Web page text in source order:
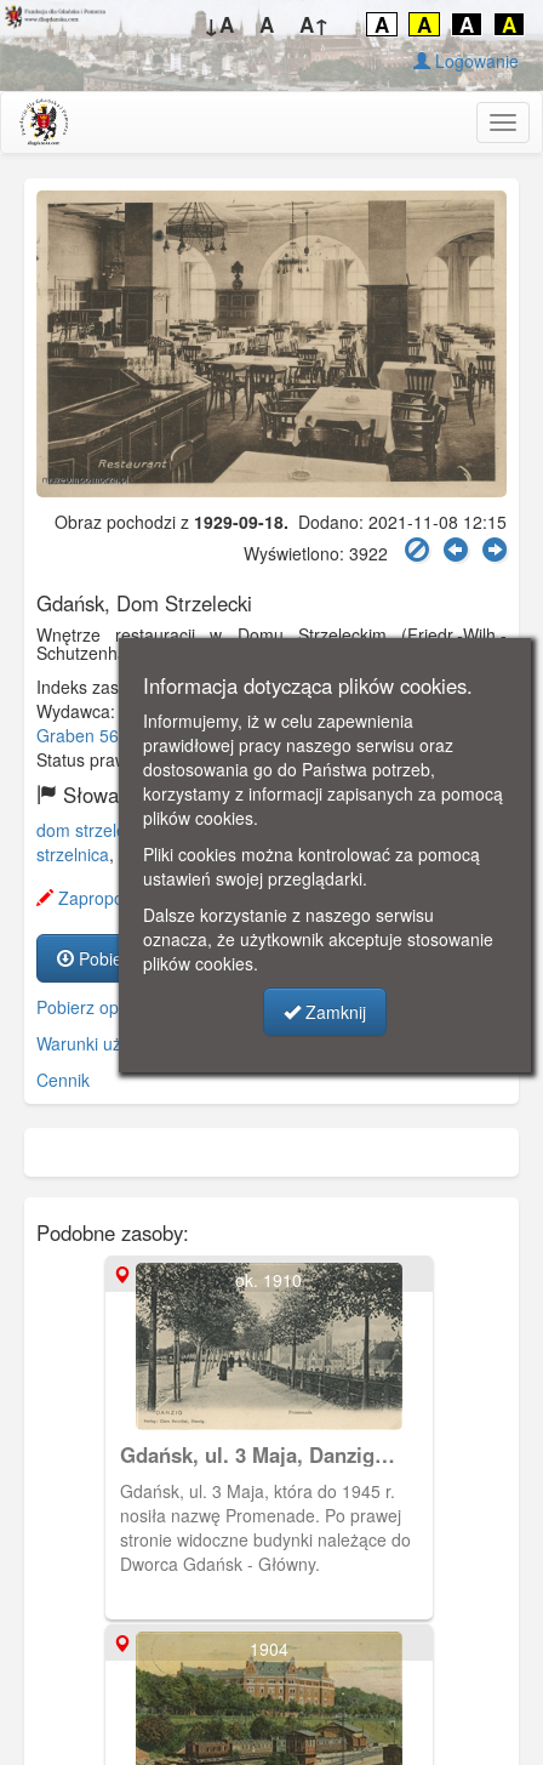
↓A A A↑ A A A A
Logowanie
Obraz pochodzi z 1929-09-18. Dodano: 2021-11-08 12:15
Wyświetlono: 3922
Gdańsk, Dom Strzelecki
Wnętrze restauracji w Domu Strzeleckim (Friedr.-Wilh.-
Schutzenhaus) przy Promenadzie (obecnie ulica 3 Maja).
Indeks zasobu:GSP02787
Wydawca:
Herfart & Schechtmann, Danzig, Vorstadt.
Graben 56
Status prawny:Użycie Niekomercyjne
Słowa kluczowe:
dom strzelecki,restauracja,bractwo
strzelnica,
Zaproponuj zmianę opisu.
Pobierz zasób
Pobierz opis
Warunki używania zasobów.
Cennik
Podobne zasoby:
ok. 1910
Gdańsk, ul. 3 Maja, Danzig
Promenade
Gdańsk, ul. 3 Maja, która do 1945 r.
nosiła nazwę Promenade. Po prawej
stronie widoczne budynki należące do
Dworca Gdańsk - Główny.
1904
Informacja dotycząca plików cookies.
Informujemy, iż w celu zapewnienia
prawidłowej pracy naszego serwisu oraz
dostosowania go do Państwa potrzeb,
korzystamy z informacji zapisanych za pomocą
plików cookies.
Pliki cookies można kontrolować za pomocą
ustawień swojej przeglądarki.
Dalsze korzystanie z naszego serwisu
oznacza, że użytkownik akceptuje stosowanie
plików cookies.
Zamknij